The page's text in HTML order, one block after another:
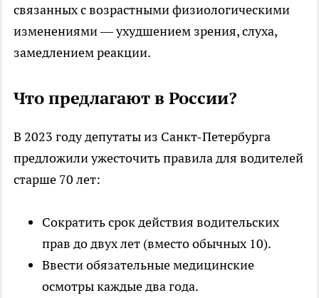
связанных с возрастными физиологическими
изменениями — ухудшением зрения, слуха,
замедлением реакции.
Что предлагают в России?
В 2023 году депутаты из Санкт-Петербурга
предложили ужесточить правила для водителей
старше 70 лет:
Сократить срок действия водительских
прав до двух лет (вместо обычных 10).
Ввести обязательные медицинские
осмотры каждые два года.